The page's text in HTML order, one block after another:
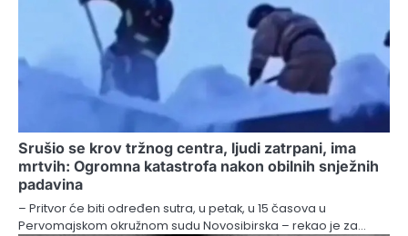
Srušio se krov tržnog centra, ljudi zatrpani, ima
mrtvih: Ogromna katastrofa nakon obilnih snježnih
padavina
– Pritvor će biti određen sutra, u petak, u 15 časova u
Pervomajskom okružnom sudu Novosibirska – rekao je za…